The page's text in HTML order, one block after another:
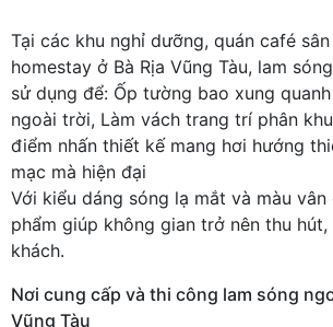
Tại các khu nghỉ dưỡng, quán café
homestay ở Bà Rịa Vũng Tàu, lam
sử dụng để: Ốp tường bao xung
ngoài trời, Làm vách trang trí phân
điểm nhấn thiết kế mang hơi hướng
mạc mà hiện đại
Với kiểu dáng sóng lạ mắt và màu vân
phẩm giúp không gian trở nên thu
khách.
Nơi cung cấp và thi công lam sóng
Vũng Tàu